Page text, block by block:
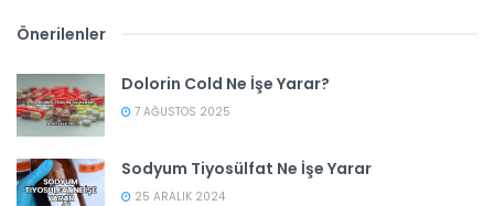
Önerilenler
Dolorin Cold Ne İşe Yarar?
7 AĞUSTOS 2025
Sodyum Tiyosülfat Ne İşe Yarar
25 ARALIK 2024